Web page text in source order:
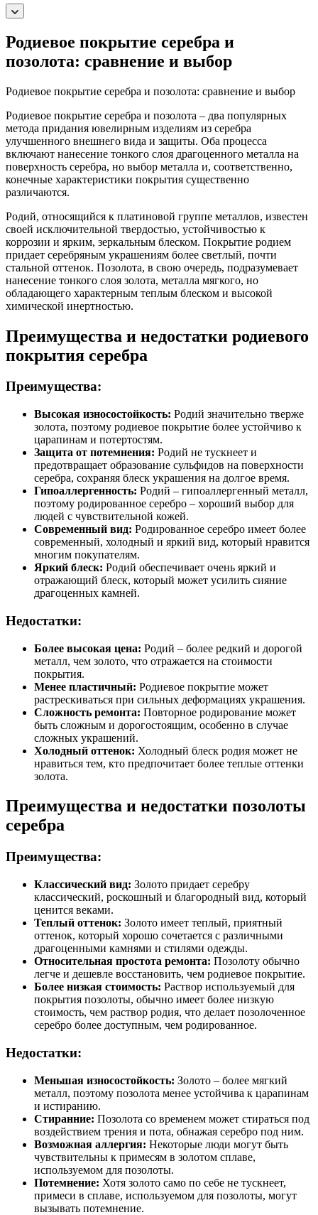
Родиевое покрытие серебра и
позолота: сравнение и выбор
Родиевое покрытие серебра и позолота: сравнение и выбор
Родиевое покрытие серебра и позолота – два популярных
метода придания ювелирным изделиям из серебра
улучшенного внешнего вида и защиты. Оба процесса
включают нанесение тонкого слоя драгоценного металла на
поверхность серебра, но выбор металла и, соответственно,
конечные характеристики покрытия существенно
различаются.
Родий, относящийся к платиновой группе металлов, известен
своей исключительной твердостью, устойчивостью к
коррозии и ярким, зеркальным блеском. Покрытие родием
придает серебряным украшениям более светлый, почти
стальной оттенок. Позолота, в свою очередь, подразумевает
нанесение тонкого слоя золота, металла мягкого, но
обладающего характерным теплым блеском и высокой
химической инертностью.
Преимущества и недостатки родиевого
покрытия серебра
Преимущества:
Высокая износостойкость: Родий значительно тверже
золота, поэтому родиевое покрытие более устойчиво к
царапинам и потертостям.
Защита от потемнения: Родий не тускнеет и
предотвращает образование сульфидов на поверхности
серебра, сохраняя блеск украшения на долгое время.
Гипоаллергенность: Родий – гипоаллергенный металл,
поэтому родированное серебро – хороший выбор для
людей с чувствительной кожей.
Современный вид: Родированное серебро имеет более
современный, холодный и яркий вид, который нравится
многим покупателям.
Яркий блеск: Родий обеспечивает очень яркий и
отражающий блеск, который может усилить сияние
драгоценных камней.
Недостатки:
Более высокая цена: Родий – более редкий и дорогой
металл, чем золото, что отражается на стоимости
покрытия.
Менее пластичный: Родиевое покрытие может
растрескиваться при сильных деформациях украшения.
Сложность ремонта: Повторное родирование может
быть сложным и дорогостоящим, особенно в случае
сложных украшений.
Холодный оттенок: Холодный блеск родия может не
нравиться тем, кто предпочитает более теплые оттенки
золота.
Преимущества и недостатки позолоты
серебра
Преимущества:
Классический вид: Золото придает серебру
классический, роскошный и благородный вид, который
ценится веками.
Теплый оттенок: Золото имеет теплый, приятный
оттенок, который хорошо сочетается с различными
драгоценными камнями и стилями одежды.
Относительная простота ремонта: Позолоту обычно
легче и дешевле восстановить, чем родиевое покрытие.
Более низкая стоимость: Раствор используемый для
покрытия позолоты, обычно имеет более низкую
стоимость, чем раствор родия, что делает позолоченное
серебро более доступным, чем родированное.
Недостатки:
Меньшая износостойкость: Золото – более мягкий
металл, поэтому позолота менее устойчива к царапинам
и истиранию.
Стиранние: Позолота со временем может стираться под
воздействием трения и пота, обнажая серебро под ним.
Возможная аллергия: Некоторые люди могут быть
чувствительны к примесям в золотом сплаве,
используемом для позолоты.
Потемнение: Хотя золото само по себе не тускнеет,
примеси в сплаве, используемом для позолоты, могут
вызывать потемнение.